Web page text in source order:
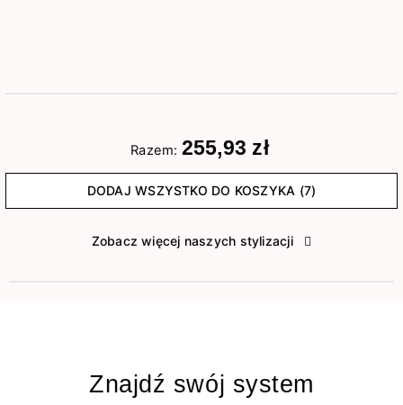
Razem: 255,93 zł
DODAJ WSZYSTKO DO KOSZYKA (7)
Zobacz więcej naszych stylizacji
Znajdź swój system